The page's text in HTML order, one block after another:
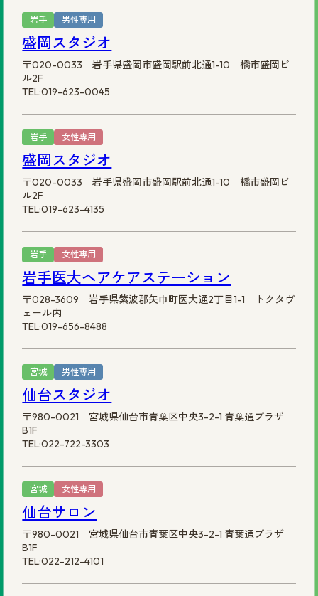
岩手 男性専用
盛岡スタジオ
〒020-0033 岩手県盛岡市盛岡駅前北通1-10 橋市盛岡ビ
ル2F
TEL:019-623-0045
岩手 女性専用
盛岡スタジオ
〒020-0033 岩手県盛岡市盛岡駅前北通1-10 橋市盛岡ビ
ル2F
TEL:019-623-4135
岩手 女性専用
岩手医大ヘアケアステーション
〒028-3609 岩手県紫波郡矢巾町医大通2丁目1-1 トクタヴ
ェール内
TEL:019-656-8488
宮城 男性専用
仙台スタジオ
〒980-0021 宮城県仙台市青葉区中央3-2-1 青葉通プラザ
B1F
TEL:022-722-3303
宮城 女性専用
仙台サロン
〒980-0021 宮城県仙台市青葉区中央3-2-1 青葉通プラザ
B1F
TEL:022-212-4101